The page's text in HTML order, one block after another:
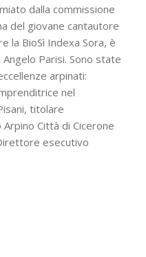
dalla commissione
del giovane cantautore
la BioSì Indexa Sora, è
Parisi. Sono state
arpinati:
nel
titolare
Arpino Città di Cicerone
esecutivo